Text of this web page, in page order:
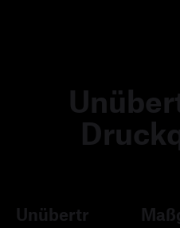
Unübertr